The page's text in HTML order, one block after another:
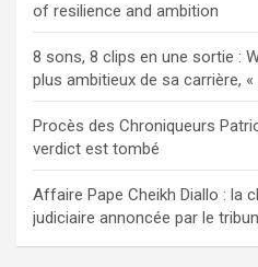
of resilience and ambition
8 sons, 8 clips en une sortie :
plus ambitieux de sa carrière, «
Procès des Chroniqueurs
verdict est tombé
Affaire Pape Cheikh Diallo : la
judiciaire annoncée par le